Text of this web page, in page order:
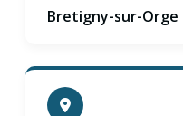
Bretigny-sur-Orge